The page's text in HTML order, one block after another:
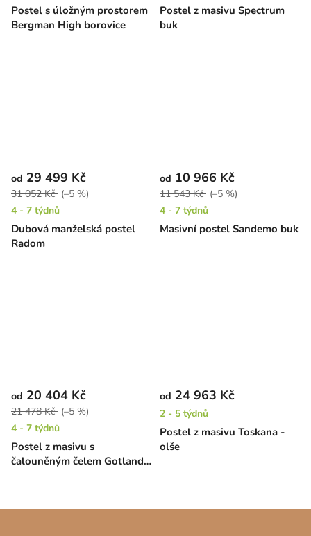
Postel s úložným prostorem
Bergman High borovice
Postel z masivu Spectrum
buk
Dubová manželská postel
Radom
od 29 499 Kč
31 052 Kč (–5 %)
4 - 7 týdnů
Masivní postel Sandemo buk
od 10 966 Kč
11 543 Kč (–5 %)
4 - 7 týdnů
Postel z masivu s
čalouněným čelem Gotland
od 20 404 Kč
21 478 Kč (–5 %)
4 - 7 týdnů
Postel z masivu Toskana -
olše
od 24 963 Kč
2 - 5 týdnů